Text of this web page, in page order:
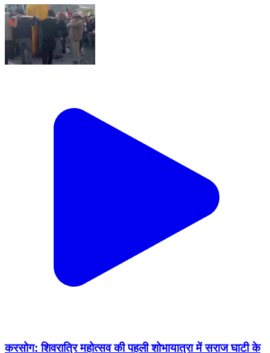
करसोग: शिवरात्रि महोत्सव की पहली शोभायात्रा में सराज घाटी के